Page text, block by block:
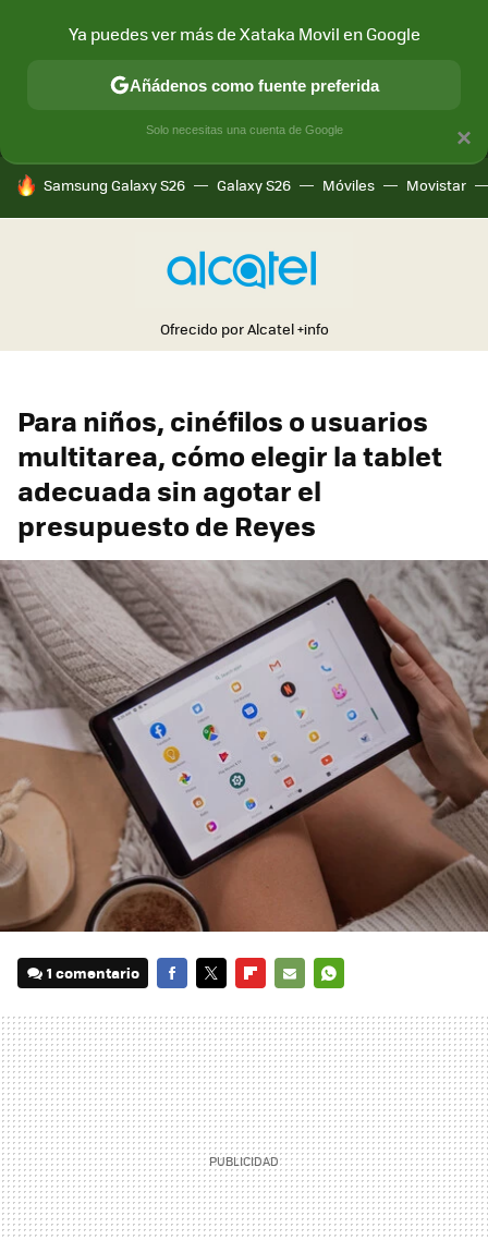
MÓVIL Y SOCIEDAD APLICACIONES
HOY SE HABLA DE
Samsung Galaxy S26 Galaxy S26 Móviles Movistar
Ofrecido por Alcatel+info
Para niños, cinéfilos o usuarios
multitarea, cómo elegir la tablet
adecuada sin agotar el
presupuesto de Reyes
1 comentario
MAIL
×
Ya puedes ver más de Xataka Movil en Google
Añádenos como fuente preferida
Solo necesitas una cuenta de Google